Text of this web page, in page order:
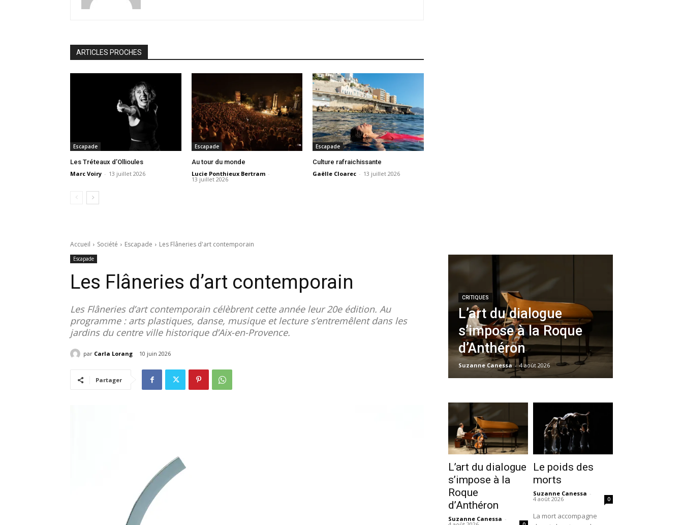
ARTICLES PROCHES
Escapade
Les Tréteaux d’Ollioules
Marc Voiry - 13 juillet 2026
Escapade
Au tour du monde
Lucie Ponthieux Bertram -
13 juillet 2026
Escapade
Culture rafraichissante
Gaëlle Cloarec - 13 juillet 2026